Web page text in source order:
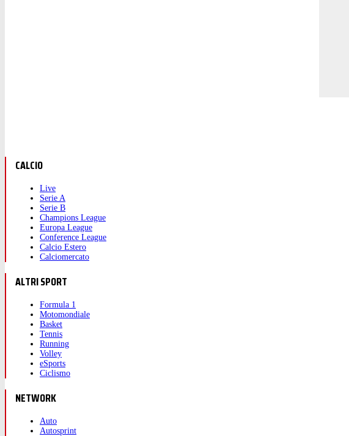
CALCIO
Live
Serie A
Serie B
Champions League
Europa League
Conference League
Calcio Estero
Calciomercato
ALTRI SPORT
Formula 1
Motomondiale
Basket
Tennis
Running
Volley
eSports
Ciclismo
NETWORK
Auto
Autosprint